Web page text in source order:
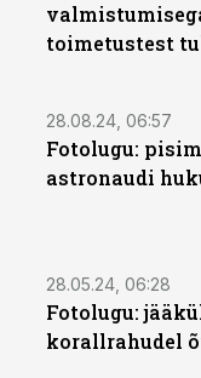
toimetustest
28.08.24, 06:57
Fotolugu:
astronaudi
28.05.24, 06:28
Fotolugu:
korallrahudel